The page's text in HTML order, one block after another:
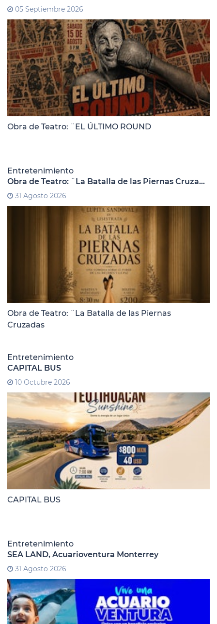
05 Septiembre 2026
Obra de Teatro: ¨EL ÚLTIMO ROUND
Entretenimiento
Obra de Teatro: ¨La Batalla de las Piernas Cruzadas
31 Agosto 2026
Obra de Teatro: ¨La Batalla de las Piernas
Cruzadas
Entretenimiento
CAPITAL BUS
10 Octubre 2026
CAPITAL BUS
Entretenimiento
SEA LAND, Acuarioventura Monterrey
31 Agosto 2026